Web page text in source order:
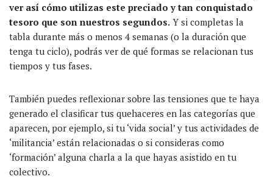
ver así cómo utilizas este preciado y tan conquistado
tesoro que son nuestros segundos. Y si completas la
tabla durante más o menos 4 semanas (o la duración que
tenga tu ciclo), podrás ver de qué formas se relacionan tus
tiempos y tus fases.
También puedes reflexionar sobre las tensiones que te haya
generado el clasificar tus quehaceres en las categorías que
aparecen, por ejemplo, si tu ‘vida social’ y tus actividades de
‘militancia’ están relacionadas o si consideras como
‘formación’ alguna charla a la que hayas asistido en tu
colectivo.